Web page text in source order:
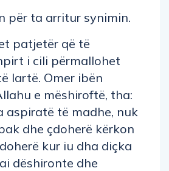
për ta arritur synimin.
patjetër që të
i cili përmallohet
lartë. Omer ibën
e mëshiroftë, tha:
aspiratë të madhe, nuk
dhe çdoherë kërkon
kur iu dha diçka
dëshironte dhe